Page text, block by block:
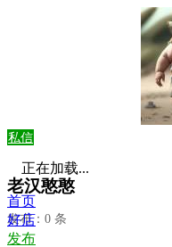
私信
老汉憨憨
发布：0 条
正在加载...
首页
好店
发布